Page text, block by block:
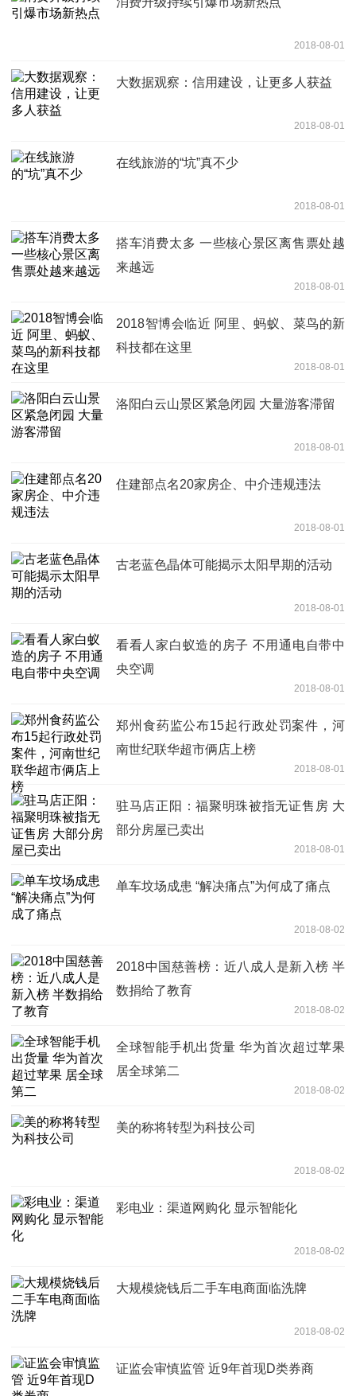
2018-08-01
大数据观察：信用建设，让更多人获益
2018-08-01
在线旅游的“坑”真不少
2018-08-01
搭车消费太多 一些核心景区离售票处越
来越远
2018-08-01
2018智博会临近 阿里、蚂蚁、菜鸟的新
科技都在这里
2018-08-01
洛阳白云山景区紧急闭园 大量游客滞留
2018-08-01
住建部点名20家房企、中介违规违法
2018-08-01
古老蓝色晶体可能揭示太阳早期的活动
2018-08-01
看看人家白蚁造的房子 不用通电自带中
央空调
2018-08-01
郑州食药监公布15起行政处罚案件，河
南世纪联华超市俩店上榜
2018-08-01
驻马店正阳：福聚明珠被指无证售房 大
部分房屋已卖出
2018-08-01
单车坟场成患 “解决痛点”为何成了痛点
2018-08-02
2018中国慈善榜：近八成人是新入榜 半
数捐给了教育
2018-08-02
全球智能手机出货量 华为首次超过苹果
居全球第二
2018-08-02
美的称将转型为科技公司
2018-08-02
彩电业：渠道网购化 显示智能化
2018-08-02
大规模烧钱后二手车电商面临洗牌
2018-08-02
证监会审慎监管 近9年首现D类券商